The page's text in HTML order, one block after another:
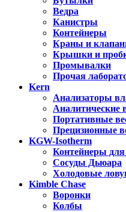
Ведра
Канистры
Контейнеры
Краны и
Крышки и
Промывалки
Прочая
Kern
Анализаторы
Аналитические
Портативные
Прецизионные
KGW-Isotherm
Контейнеры для
Сосуды Дьюара
Холодовые
Kimble Chase
Воронки
Колбы